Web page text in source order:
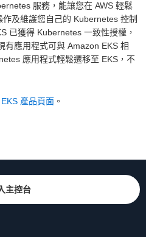
服務，能讓您在 AWS 輕鬆
及維護您自己的 Kubernetes 控制
已獲得 Kubernetes 一致性授權，
有應用程式可與 Amazon EKS 相
應用程式輕鬆遷移至 EKS，不
產品頁面 。
主控台